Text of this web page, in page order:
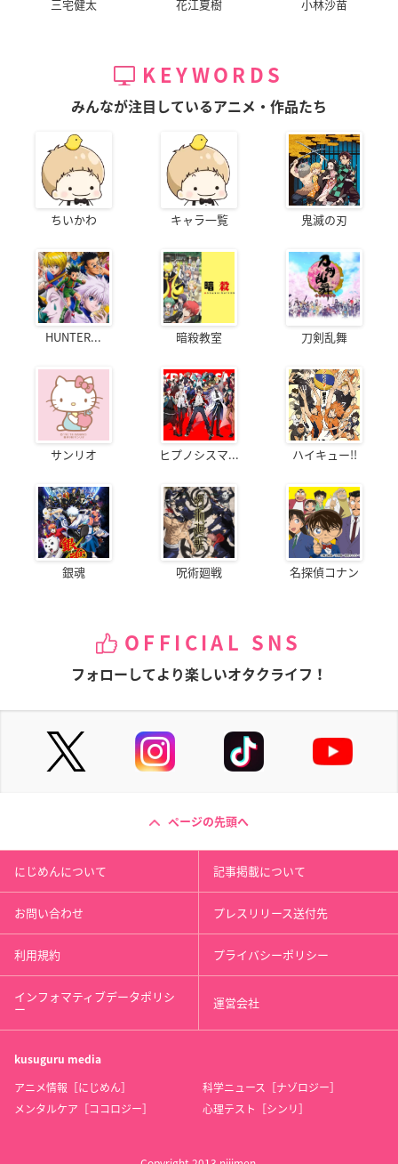
三宅健太 花江夏樹 小林沙苗
KEYWORDS
みんなが注目しているアニメ・作品たち
ちいかわ キャラ一覧 鬼滅の刃
HUNTER... 暗殺教室 刀剣乱舞
サンリオ ヒプノシスマ... ハイキュー!!
銀魂 呪術廻戦 名探偵コナン
OFFICIAL SNS
フォローしてより楽しいオタクライフ！
ページの先頭へ
にじめんについて 記事掲載について
お問い合わせ プレスリリース送付先
利用規約 プライバシーポリシー
インフォマティブデータポリシ
ー 運営会社
kusuguru media
アニメ情報［にじめん］
科学ニュース［ナゾロジー］
メンタルケア［ココロジー］
心理テスト［シンリ］